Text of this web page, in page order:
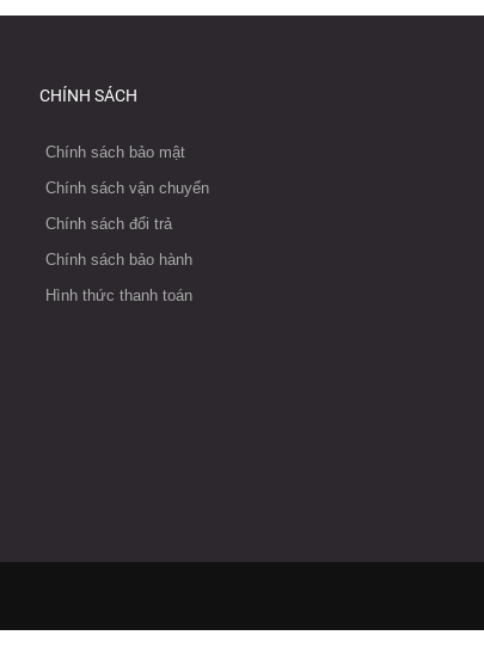
CHÍNH SÁCH
Chính sách bảo mật
Chính sách vận chuyển
Chính sách đổi trả
Chính sách bảo hành
Hình thức thanh toán